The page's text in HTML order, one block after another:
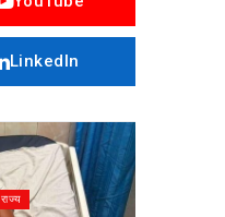
LinkedIn
राज्य